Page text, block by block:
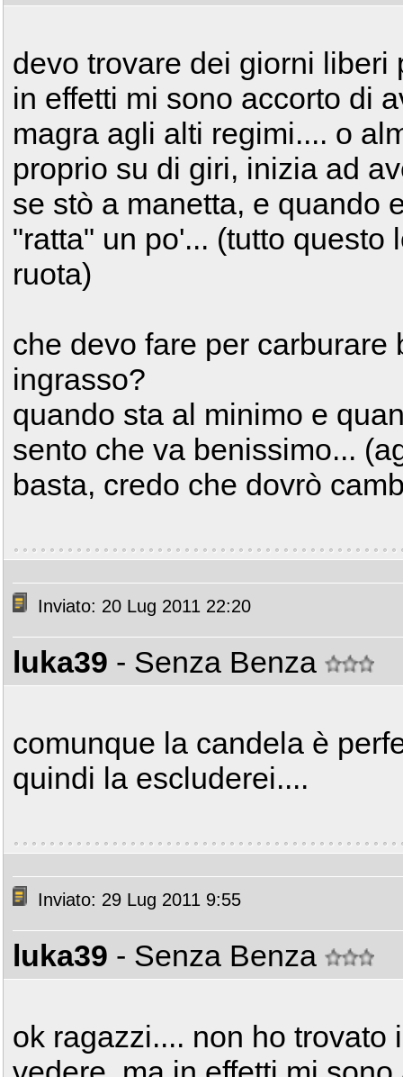
devo trovare dei giorni liberi
in effetti mi sono accorto di
magra agli alti regimi.... o
proprio su di giri, inizia ad
se stò a manetta, e quando
"ratta" un po'... (tutto questo
ruota)
che devo fare per carburare
ingrasso?
quando sta al minimo e
sento che va benissimo...
basta, credo che dovrò
Inviato: 20 Lug 2011 22:20
luka39 - Senza Benza
comunque la candela è
quindi la escluderei....
Inviato: 29 Lug 2011 9:55
luka39 - Senza Benza
ok ragazzi.... non ho trovato